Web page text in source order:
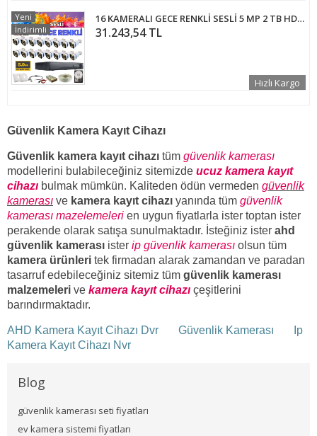
16 KAMERALI GECE RENKLİ SESLİ 5 MP 2 TB HDD DAHİL AHD GÜVENLİK KAMERA SETİ - ST1652WS
31.243,54 TL
Yeni
İndirimli
Hızlı Kargo
Güvenlik Kamera Kayıt Cihazı
Güvenlik kamera kayıt cihazı tüm güvenlik kamerası
modellerini bulabileceğiniz sitemizde ucuz kamera kayıt
cihazı bulmak mümkün. Kaliteden ödün vermeden güvenlik
kamerası ve kamera kayıt cihazı yanında tüm güvenlik
kamerası mazelemeleri en uygun fiyatlarla ister toptan ister
perakende olarak satışa sunulmaktadır. İsteğiniz ister ahd
güvenlik kamerası ister ip güvenlik kamerası olsun tüm
kamera ürünleri tek firmadan alarak zamandan ve paradan
tasarruf edebileceğiniz sitemiz tüm güvenlik kamerası
malzemeleri ve kamera kayıt cihazı çeşitlerini
barındırmaktadır.
AHD Kamera Kayıt Cihazı Dvr Güvenlik Kamerası
Ip
Kamera Kayıt Cihazı Nvr
Blog
güvenlik kamerası seti fiyatları
ev kamera sistemi fiyatları